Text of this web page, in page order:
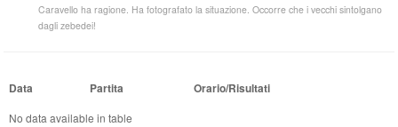
Caravello ha ragione. Ha fotografato la situazione. Occorre che i vecchi sintolgano
dagli zebedei!
Data Partita Orario/Risultati
No data available in table